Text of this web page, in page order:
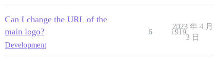
Can I change the URL of the
main logo?
Development
6 1919
2023 年 4 月
3 日